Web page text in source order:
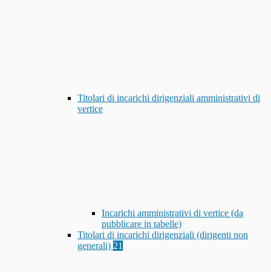
Titolari di incarichi dirigenziali amministrativi di
vertice
Incarichi amministrativi di vertice (da
pubblicare in tabelle)
Titolari di incarichi dirigenziali (dirigenti non
generali) 21